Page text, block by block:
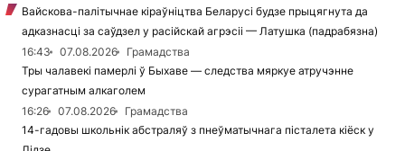
Вайскова-палітычнае кіраўніцтва Беларусі будзе прыцягнута да
адказнасці за саўдзел у расійскай агрэсіі — Латушка (падрабязна)
16:43
07.08.2026
Грамадства
Тры чалавекі памерлі ў Быхаве — следства мяркуе атручэнне
сурагатным алкаголем
16:26
07.08.2026
Грамадства
14-гадовы школьнік абстраляў з пнеўматычнага пісталета кіёск у